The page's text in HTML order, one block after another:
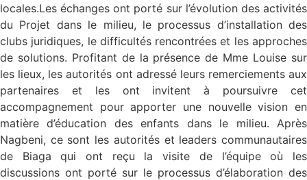
locales.Les échanges ont porté sur l’évolution des activités
du Projet dans le milieu, le processus d’installation des
clubs juridiques, le difficultés rencontrées et les approches
de solutions. Profitant de la présence de Mme Louise sur
les lieux, les autorités ont adressé leurs remerciements aux
partenaires et les ont invitent à poursuivre cet
accompagnement pour apporter une nouvelle vision en
matière d’éducation des enfants dans le milieu. Après
Nagbeni, ce sont les autorités et leaders communautaires
de Biaga qui ont reçu la visite de l’équipe où les
discussions ont porté sur le processus d’élaboration des